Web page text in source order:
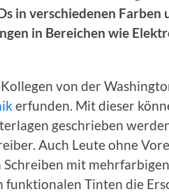
in verschiedenen Farben
in Bereichen wie
von der
erfunden. Mit dieser
geschrieben
Auch Leute ohne
Schreiben mit
funktionalen Tinten die